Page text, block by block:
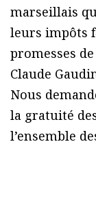
marseillais
leurs impôts
promesses
Claude
Nous
la gratuité
l’ensemble